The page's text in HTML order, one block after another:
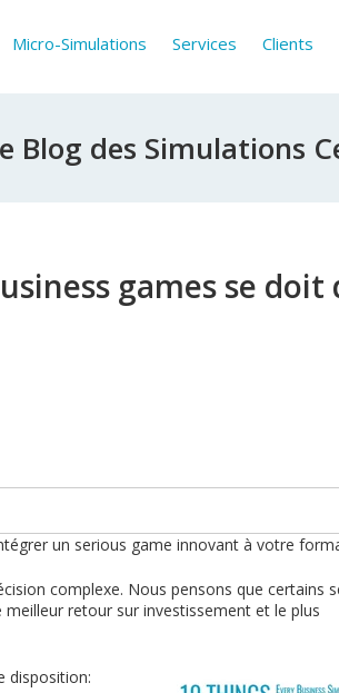
Micro-Simulations Services Clients
Blog des Simulations
games se doit
un serious game innovant à votre
complexe. Nous pensons que certains
retour sur investissement et le plus
disposition: